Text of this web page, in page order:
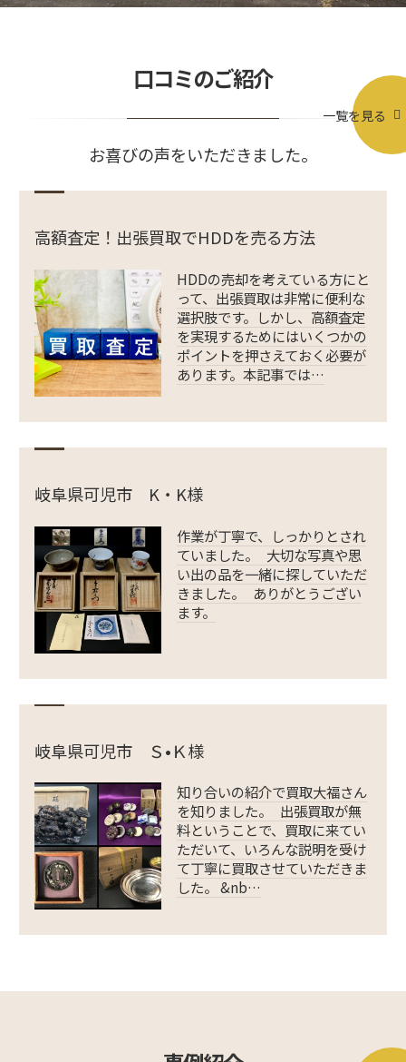
口コミのご紹介
お喜びの声をいただきました。
一覧を見る
高額査定！出張買取でHDDを売る方法
HDDの売却を考えている方にと
って、出張買取は非常に便利な
選択肢です。しかし、高額査定
を実現するためにはいくつかの
ポイントを押さえておく必要が
あります。本記事では…
岐阜県可児市 K・K様
作業が丁寧で、しっかりとされ
ていました。 大切な写真や思
い出の品を一緒に探していただ
きました。 ありがとうござい
ます。
岐阜県可児市 Ｓ•Ｋ様
知り合いの紹介で買取大福さん
を知りました。 出張買取が無
料ということで、買取に来てい
ただいて、いろんな説明を受け
て丁寧に買取させていただきま
した。 &nb…